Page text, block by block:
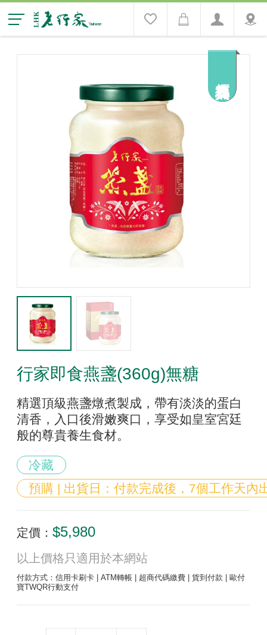
行家即食燕盞(360g)無糖
精選頂級燕盞燉煮製成，帶有淡淡的蛋白
清香，入口後滑嫩爽口，享受如皇室宮廷
般的尊貴養生食材。
冷藏
預購 | 出貨日：付款完成後，7個工作天內
定價： $5,980
以上價格只適用於本網站
付款方式：信用卡刷卡 | ATM轉帳 | 超商代碼繳費 | 貨到付款 | 歐付
寶TWQR行動支付